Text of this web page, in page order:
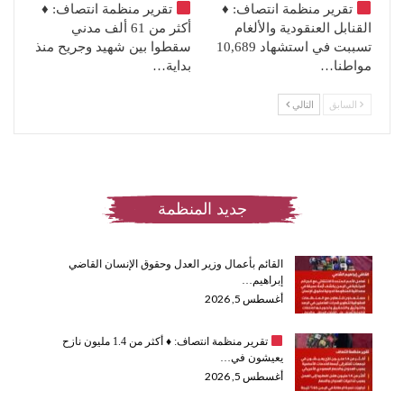
تقرير منظمة انتصاف: ♦️
القنابل العنقودية والألغام
تسببت في استشهاد 10,689
مواطنا…
تقرير منظمة انتصاف: ♦️
أكثر من 61 ألف مدني
سقطوا بين شهيد وجريح منذ
بداية…
السابق التالي
جديد المنظمة
القائم بأعمال وزير العدل وحقوق الإنسان القاضي
إبراهيم…
أغسطس 5, 2026
تقرير منظمة انتصاف: ♦️
أكثر من 1.4 مليون نازح
يعيشون في…
أغسطس 5, 2026